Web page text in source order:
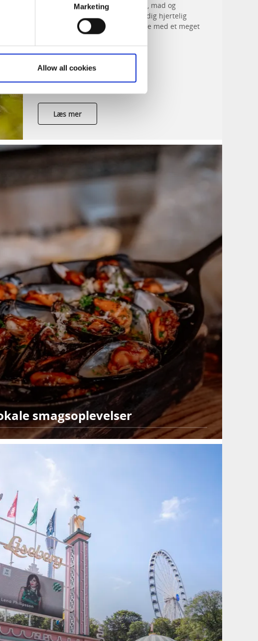
Marketing
Allow all cookies
bæredygtigt, lige fra overnatning, mad og
aktiviteter til transport. Vi byder dig hjertelig
velkommen til at nyde Vestsverige med et meget
lille CO2-aftryk!
Læs mer
smagsoplevelser